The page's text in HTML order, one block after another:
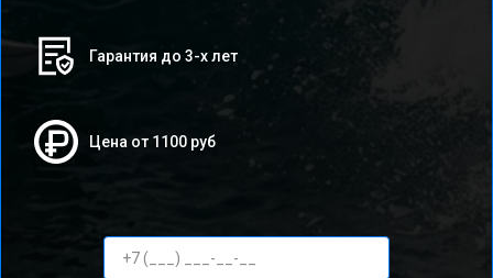
Гарантия до 3-х лет
Цена от 1100 руб